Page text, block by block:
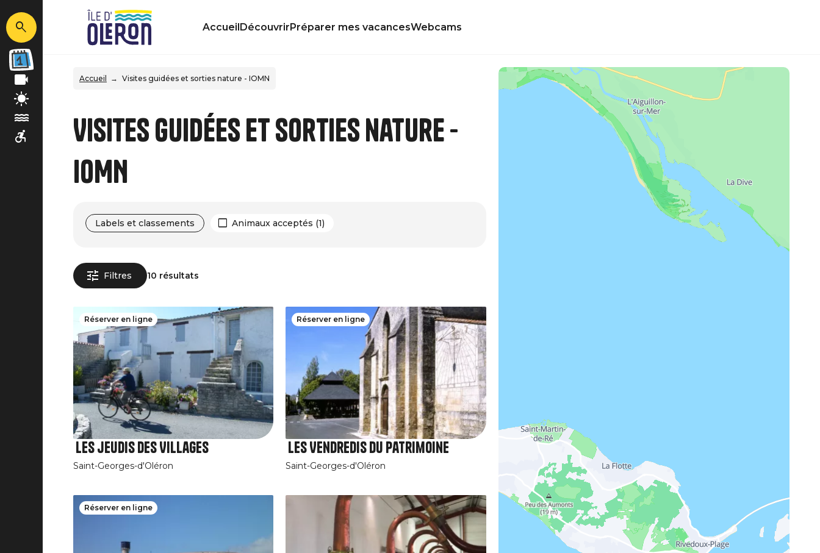
AccueilDécouvrirPréparer mes vacancesWebcams
Accueil Visites guidées et sorties nature - IOMN
Visites guidées et sorties nature -
IOMN
Labels et classements Animaux acceptés (1)
Filtres 10 résultats
Réserver en ligne
Les jeudis des Villages
Saint-Georges-d'Oléron
Réserver en ligne
Les Vendredis du patrimoine
Saint-Georges-d'Oléron
Réserver en ligne